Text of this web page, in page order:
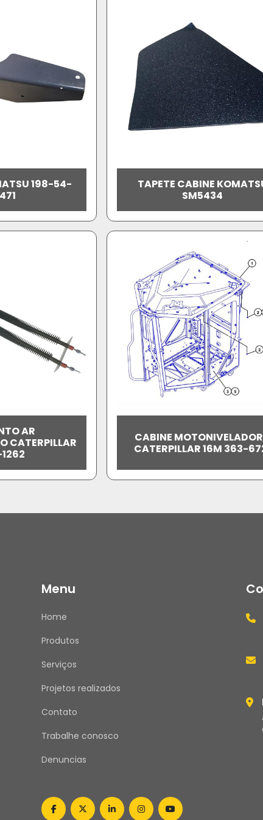
198-54-
TAPETE CABINE
SM5434
AR
CATERPILLAR
CABINE
CATERPILLAR 16M 363-
Menu
Home
Produtos
Serviços
Projetos realizados
Contato
Trabalhe conosco
Denuncias
facebooktwitterlinkedininstagramyoutube